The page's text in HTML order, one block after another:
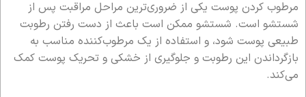
مرطوب کردن پوست یکی از ضروری‌ترین مراحل مراقبت پس از
شستشو است. شستشو ممکن است باعث از دست رفتن رطوبت
طبیعی پوست شود، و استفاده از یک مرطوب‌کننده مناسب به
بازگرداندن این رطوبت و جلوگیری از خشکی و تحریک پوست کمک
می‌کند.